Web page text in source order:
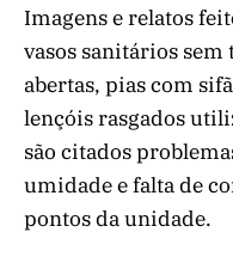
Imagens e relatos
vasos sanitários sem
abertas, pias com
lençóis rasgados
são citados
umidade e falta de
pontos da unidade.